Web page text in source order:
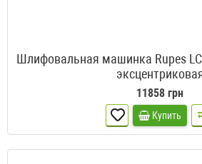
Шлифовальная машинка Rupes
11858 грн
Купить